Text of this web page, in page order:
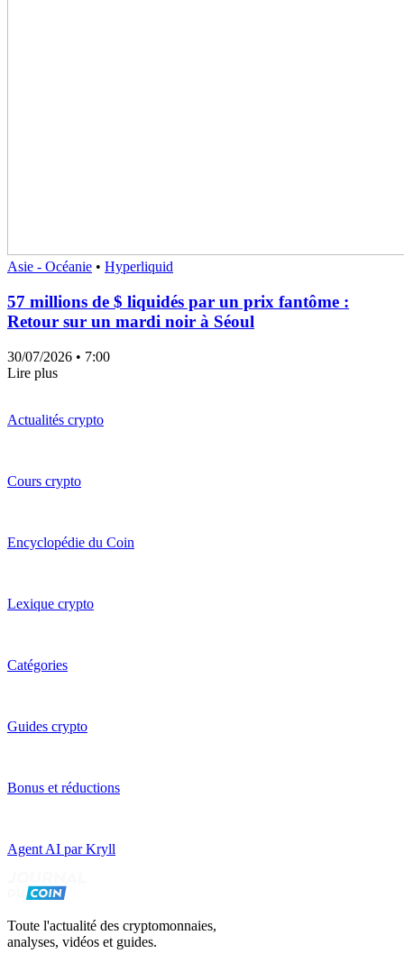
Asie - Océanie • Hyperliquid
57 millions de $ liquidés par un prix fantôme :
Retour sur un mardi noir à Séoul
30/07/2026 • 7:00
Lire plus
Actualités crypto
Cours crypto
Encyclopédie du Coin
Lexique crypto
Catégories
Guides crypto
Bonus et réductions
Agent AI par Kryll
Toute l'actualité des cryptomonnaies,
analyses, vidéos et guides.